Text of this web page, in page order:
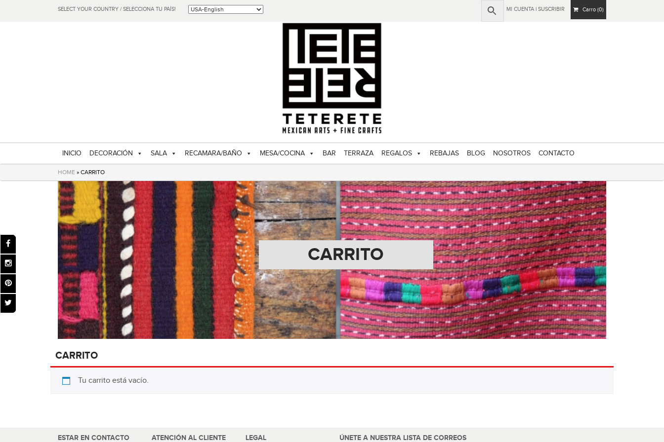
SELECT YOUR COUNTRY / SELECCIONA TU PAÍS! MI CUENTA | SUSCRIBIR Carro (0)
INICIO DECORACIÓN SALA RECAMARA/BAÑO MESA/COCINA BAR TERRAZA REGALOS REBAJAS BLOG NOSOTROS CONTACTO
HOME » CARRITO
CARRITO
CARRITO
Tu carrito está vacío.
ESTAR EN CONTACTO ATENCIÓN AL CLIENTE LEGAL ÚNETE A NUESTRA LISTA DE CORREOS